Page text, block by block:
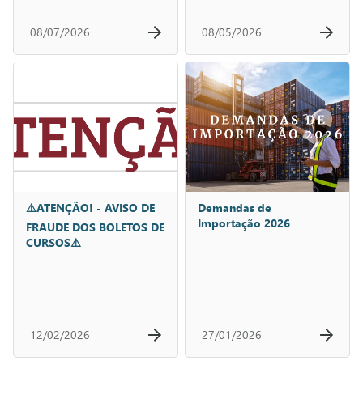
08/07/2026 08/05/2026
⚠️ATENÇÃO! - AVISO DE
FRAUDE DOS BOLETOS DE
CURSOS⚠️
12/02/2026
Demandas de
Importação 2026
27/01/2026